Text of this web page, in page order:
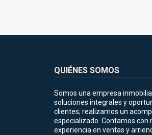
QUIÉNES SOMOS
Somos una empresa
soluciones integrales y
clientes; realizamos un
especializado. Contamos con
experiencia en ventas y